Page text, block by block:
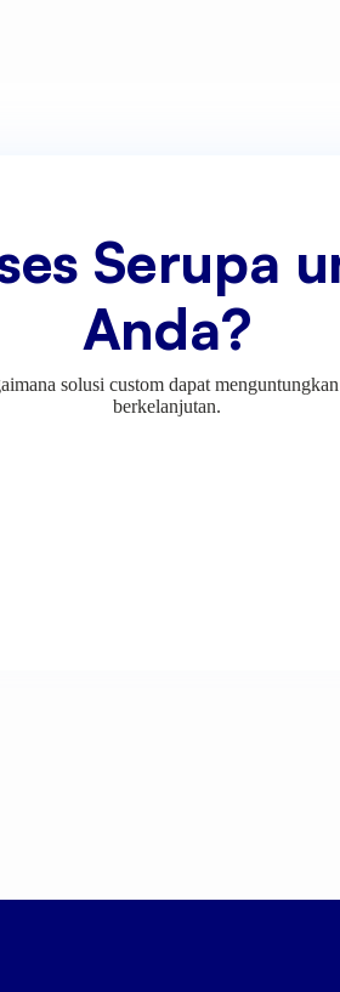
Serupa
Anda?
solusi custom dapat
berkelanjutan.